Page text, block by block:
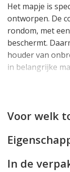
Het mapje is
ontworpen. De
rondom, met
beschermt.
houder van
in belangrijke
Licht, Slank,
Samsung Galaxy
dit hoesje
aansluitingen en
Voor welk
In de